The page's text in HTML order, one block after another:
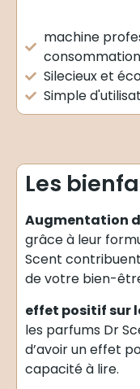
machine
Silecieux et
Simple
Les
Augmentation
grâce à leur
Scent
de votre bien-
effet positif sur
les parfums Dr
d’avoir un effet
capacité à lire.